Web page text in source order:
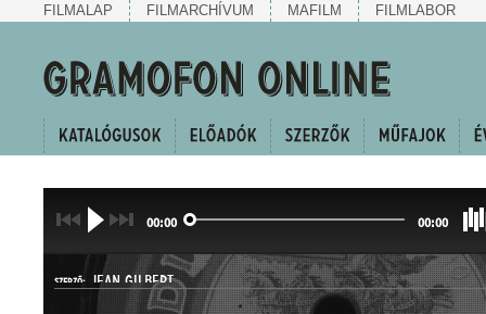
FILMALAP FILMARCHÍVUM MAFILM FILMLABOR
00:00 00:00
SZERZŐ: JEAN GILBERT